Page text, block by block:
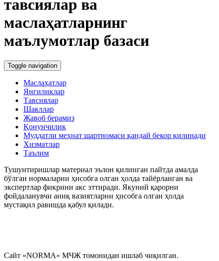
тавсиялар ва
маслаҳатларнинг
маълумотлар базаси
Toggle navigation
Маслаҳатлар
Янгиликлар
Тавсиялар
Шакллар
Жавоб берамиз
Қонунчилик
Муддатли меҳнат шартномаси қандай бекор қилинади
Хизматлар
Таълим
Тушунтиришлар материал эълон қилинган пайтда амалда
бўлган нормаларни ҳисобга олган ҳолда тайёрланган ва
экспертлар фикрини акс эттиради. Якуний қарорни
фойдаланувчи аниқ вазиятларни ҳисобга олган ҳолда
мустақил равишда қабул қилади.
Сайт «NORMA» МЧЖ томонидан ишлаб чиқилган.